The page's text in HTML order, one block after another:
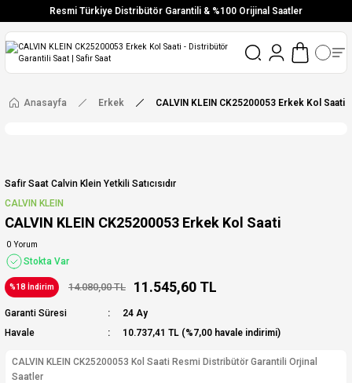
Resmi Türkiye Distribütör Garantili & %100 Orijinal Saatler
Vade Farksız 6 Taksit
Ücretsiz Kargo
Anasayfa Erkek CALVIN KLEIN CK25200053 Erkek Kol Saati
Safir Saat Calvin Klein Yetkili Satıcısıdır
CALVIN KLEIN
CALVIN KLEIN CK25200053 Erkek Kol Saati
0 Yorum
Stokta Var
%18 İndirim 14.080,00 TL 11.545,60 TL
Garanti Süresi
24 Ay
Havale
10.737,41 TL (%7,00 havale indirimi)
CALVIN KLEIN CK25200053 Kol Saati Resmi Distribütör Garantili Orjinal
Saatler